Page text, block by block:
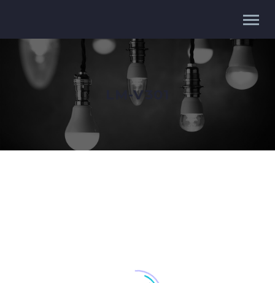
LM-V301